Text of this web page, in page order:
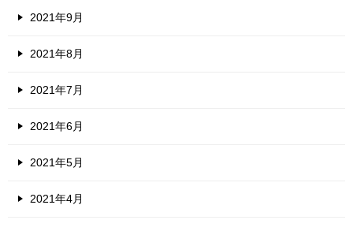
2021年9月
2021年8月
2021年7月
2021年6月
2021年5月
2021年4月